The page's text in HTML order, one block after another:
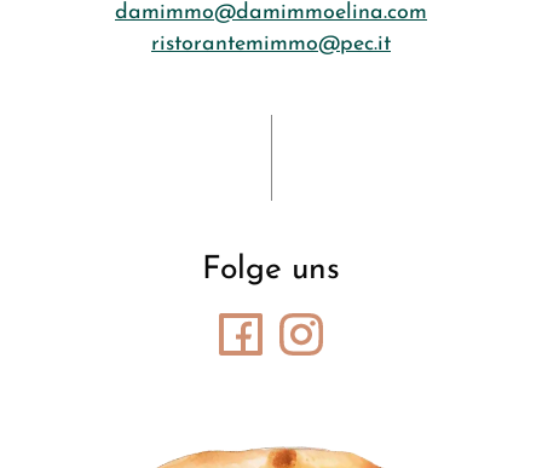
damimmo@damimmoelina.com
ristorantemimmo@pec.it
Folge uns